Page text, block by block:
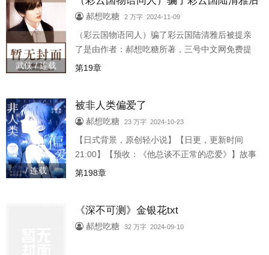
武侠 / 连载
被提亲了
郝想吃糖 2 万字 2024-11-09
（彩云国物语同人）骗了彩云国陆清雅后被提亲
了是由作者：郝想吃糖所著，三号中文网免费提
供（彩云国物语同人）骗了彩云国陆清雅后被提
彩云国陆清雅后被提亲了
第19章
/ 连载
被非人类偏爱了
郝想吃糖 23 万字 2024-10-23
【日式背景，原创轻小说】【日更，更新时间
21:00】【预收：《他总谈不正常的恋爱》】故事
一你在阳台遇到了一只漂亮的鸟，它每天晚上都
第198章
《深不可测》金银花txt
郝想吃糖 32 万字 2024-09-10